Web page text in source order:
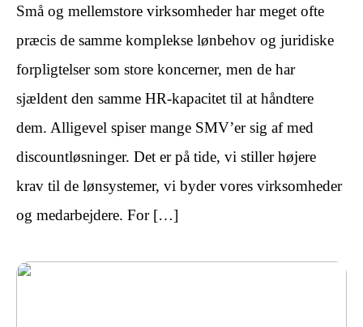
Små og mellemstore virksomheder har meget ofte
præcis de samme komplekse lønbehov og juridiske
forpligtelser som store koncerner, men de har
sjældent den samme HR-kapacitet til at håndtere
dem. Alligevel spiser mange SMV’er sig af med
discountløsninger. Det er på tide, vi stiller højere
krav til de lønsystemer, vi byder vores virksomheder
og medarbejdere. For […]